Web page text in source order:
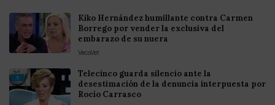
Kiko Hernández humillante contra Carmen
Borrego por vender la exclusiva del
embarazo de su nuera
VecoVet
Telecinco guarda silencio ante la
desestimación de la denuncia interpuesta por
Rocío Carrasco